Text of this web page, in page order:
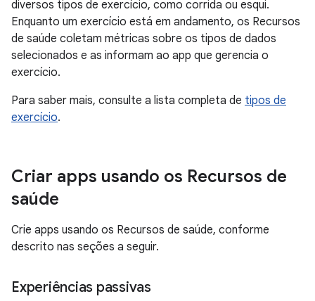
diversos tipos de exercício, como corrida ou esqui.
Enquanto um exercício está em andamento, os Recursos
de saúde coletam métricas sobre os tipos de dados
selecionados e as informam ao app que gerencia o
exercício.
Para saber mais, consulte a lista completa de tipos de
exercício.
Criar apps usando os Recursos de
saúde
Crie apps usando os Recursos de saúde, conforme
descrito nas seções a seguir.
Experiências passivas